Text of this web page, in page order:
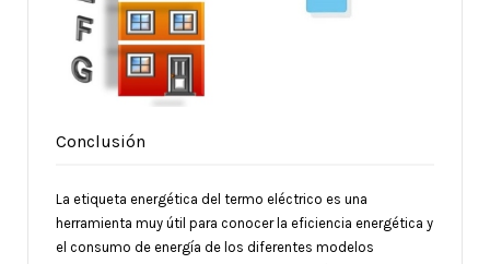
Conclusión
La etiqueta energética del termo eléctrico es una
herramienta muy útil para conocer la eficiencia energética y
el consumo de energía de los diferentes modelos